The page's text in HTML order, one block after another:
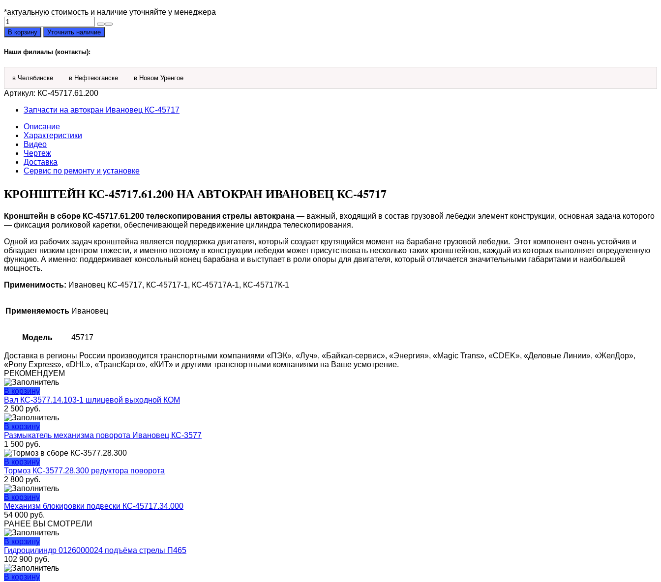
*актуальную стоимость и наличие уточняйте у менеджера
Количество
товара
Кронштейн
КС-45717.61.200
на
Ивановец
КС-45717
В корзину Уточнить наличие
Наши филиалы (контакты):
в Челябинске в Нефтеюганске в Новом Уренгое
Артикул: КС-45717.61.200
Запчасти на автокран Ивановец КС-45717
Описание
Характеристики
Видео
Чертеж
Доставка
Сервис по ремонту и установке
КРОНШТЕЙН КС-45717.61.200 НА АВТОКРАН ИВАНОВЕЦ КС-45717
Кронштейн в сборе КС-45717.61.200 телескопирования стрелы автокрана — важный, входящий в состав грузовой лебедки элемент конструкции, основная задача которого
— фиксация роликовой каретки, обеспечивающей передвижение цилиндра телескопирования.
Одной из рабочих задач кронштейна является поддержка двигателя, который создает крутящийся момент на барабане грузовой лебедки. Этот компонент очень устойчив и
обладает низким центром тяжести, и именно поэтому в конструкции лебедки может присутствовать несколько таких кронштейнов, каждый из которых выполняет определенную
функцию. А именно: поддерживает консольный конец барабана и выступает в роли опоры для двигателя, который отличается значительными габаритами и наибольшей
мощность.
Применимость: Ивановец КС-45717, КС-45717-1, КС-45717A-1, КС-45717К-1
Применяемость Ивановец
Модель 45717
Доставка в регионы России производится транспортными компаниями «ПЭК», «Луч», «Байкал-сервис», «Энергия», «Magic Trans», «CDEK», «Деловые Линии», «ЖелДор»,
«Pony Express», «DHL», «ТрансКарго», «КИТ» и другими транспортными компаниями на Ваше усмотрение.
РЕКОМЕНДУЕМ
В корзину
Вал КС-3577.14.103-1 шлицевой выходной КОМ
2 500 руб.
В корзину
Размыкатель механизма поворота Ивановец КС-3577
1 500 руб.
В корзину
Тормоз КС-3577.28.300 редуктора поворота
2 800 руб.
В корзину
Механизм блокировки подвески КС-45717.34.000
54 000 руб.
РАНЕЕ ВЫ СМОТРЕЛИ
В корзину
Гидроцилиндр 0126000024 подъёма стрелы П465
102 900 руб.
В корзину